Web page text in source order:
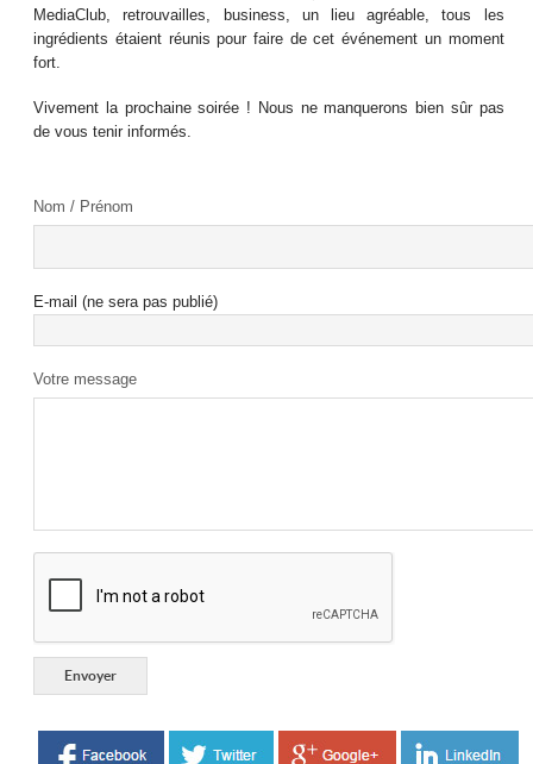
MediaClub, retrouvailles, business, un lieu agréable, tous les
ingrédients étaient réunis pour faire de cet événement un moment
fort.
Vivement la prochaine soirée ! Nous ne manquerons bien sûr pas
de vous tenir informés.
Nom / Prénom
E-mail (ne sera pas publié)
Votre message